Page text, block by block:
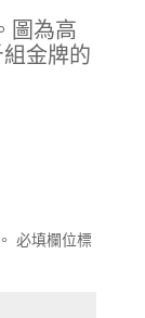
圖為高
金牌的
必填欄位標